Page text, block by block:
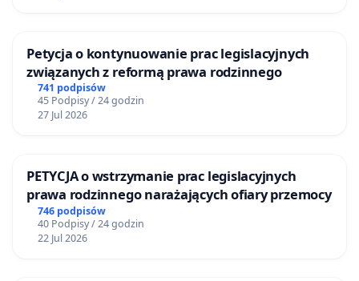
Wprowadzenie stałego monitoringu poziomu
wody, stanu przyrodniczego oraz skuteczności
podejmowanych działań ochronnych.
Opracowanie i opublikowanie raportu
zawierającego:
Petycja o kontynuowanie prac legislacyjnych
związanych z reformą prawa rodzinnego
741 podpisów
45 Podpisy / 24 godzin
27 Jul 2026
PETYCJA o wstrzymanie prac legislacyjnych
prawa rodzinnego narażających ofiary przemocy
746 podpisów
40 Podpisy / 24 godzin
22 Jul 2026